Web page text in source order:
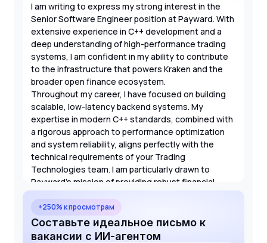
I am writing to express my strong interest in the
Senior Software Engineer position at Payward. With
extensive experience in C++ development and a
deep understanding of high-performance trading
systems, I am confident in my ability to contribute
to the infrastructure that powers Kraken and the
broader open finance ecosystem.
Throughout my career, I have focused on building
scalable, low-latency backend systems. My
expertise in modern C++ standards, combined with
a rigorous approach to performance optimization
and system reliability, aligns perfectly with the
technical requirements of your Trading
Technologies team. I am particularly drawn to
Payward's mission of providing robust financial
infrastructure and would welcome the opportunity
to apply my skills to your complex engineering
challenges.
+250% к просмотрам
Составьте идеальное письмо к
вакансии с ИИ-агентом